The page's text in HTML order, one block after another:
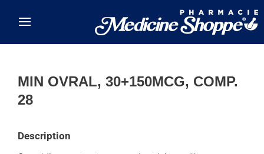
MIN OVRAL, 30+150MCG, COMP.
28
Description